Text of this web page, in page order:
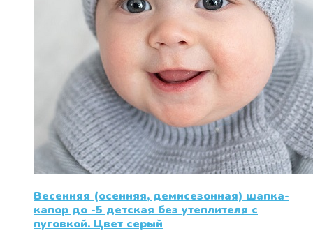
Весенняя (осенняя, демисезонная) шапка-
капор до -5 детская без утеплителя с
пуговкой. Цвет серый